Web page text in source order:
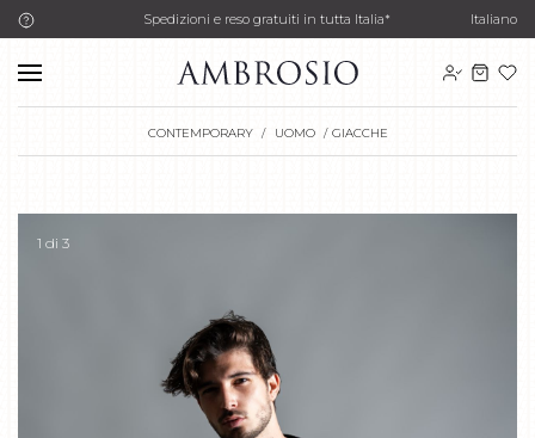
Spedizioni e reso gratuiti in tutta Italia* Italiano
CONTEMPORARY UOMO GIACCHE
1 di 3